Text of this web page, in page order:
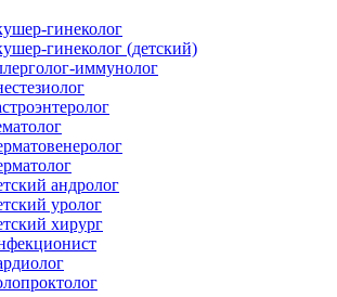
гинеколог
гинеколог (детский)
иммунолог
андролог
уролог
хирург